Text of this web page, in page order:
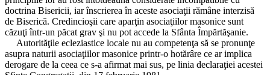
doctrina Bisericii, iar înscrierea în aceste asociaţii rămâne interzisă
de Biserică. Credincioşii care aparţin asociaţiilor masonice sunt
căzuţi într-un păcat grav şi nu pot accede la Sfânta Împărtăşanie.
Autorităţile ecleziastice locale nu au competenţa să se pronunţe
asupra naturii asociaţiilor masonice printr-o hotărâre ce ar implica
derogare de la ceea ce s-a afirmat mai sus, pe linia declaraţiei acestei